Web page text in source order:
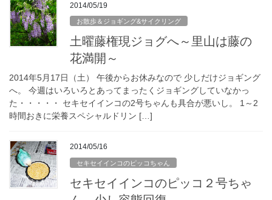
2014/05/19
お散歩＆ジョギング&サイクリング
土曜藤権現ジョグへ～里山は藤の
花満開～
2014年5月17日（土） 午後からお休みなので 少しだけジョギング
へ。 今週はいろいろとあってまったくジョギングしていなかっ
た・・・・・ セキセイインコの2号ちゃんも具合が悪いし。 1～2
時間おきに栄養スペシャルドリン […]
2014/05/16
セキセイインコのピッコちゃん
セキセイインコのピッコ２号ちゃ